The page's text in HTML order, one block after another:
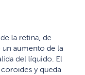
la retina, de
aumento de la
del líquido. El
y queda